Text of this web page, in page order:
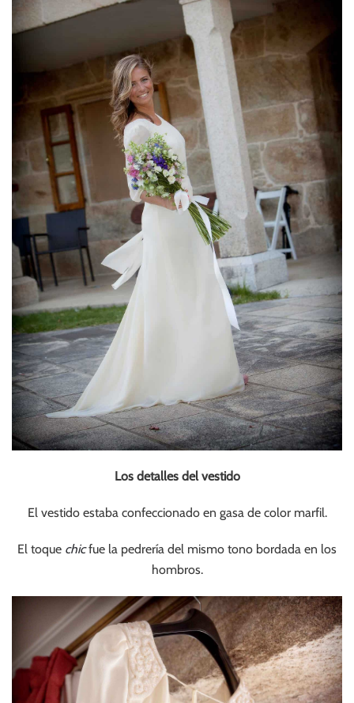
Los detalles del vestido
El vestido estaba confeccionado en gasa de color marfil.
El toque chicfue la pedrería del mismo tono bordada en los
hombros.